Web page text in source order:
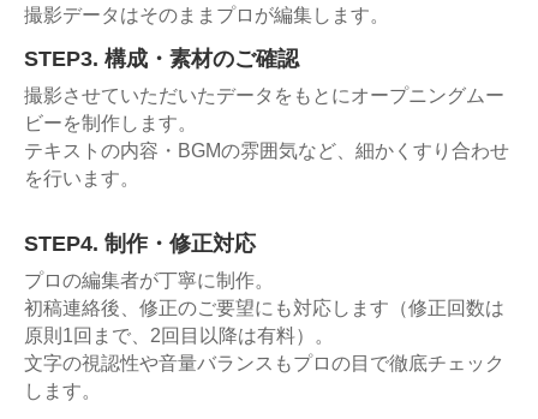
撮影データはそのままプロが編集します。
STEP3. 構成・素材のご確認
撮影させていただいたデータをもとにオープニングムー
ビーを制作します。
テキストの内容・BGMの雰囲気など、細かくすり合わせ
を行います。
STEP4. 制作・修正対応
プロの編集者が丁寧に制作。
初稿連絡後、修正のご要望にも対応します（修正回数は
原則1回まで、2回目以降は有料）。
文字の視認性や音量バランスもプロの目で徹底チェック
します。